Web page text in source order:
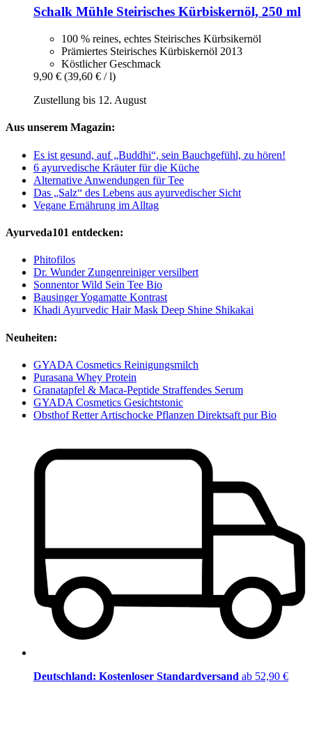
Schalk Mühle Steirisches Kürbiskernöl, 250 ml
100 % reines, echtes Steirisches Kürbsikernöl
Prämiertes Steirisches Kürbiskernöl 2013
Köstlicher Geschmack
9,90 € (39,60 € / l)
Zustellung bis 12. August
Aus unserem Magazin:
Es ist gesund, auf „Buddhi“, sein Bauchgefühl, zu hören!
6 ayurvedische Kräuter für die Küche
Alternative Anwendungen für Tee
Das „Salz“ des Lebens aus ayurvedischer Sicht
Vegane Ernährung im Alltag
Ayurveda101 entdecken:
Phitofilos
Dr. Wunder Zungenreiniger versilbert
Sonnentor Wild Sein Tee Bio
Bausinger Yogamatte Kontrast
Khadi Ayurvedic Hair Mask Deep Shine Shikakai
Neuheiten:
GYADA Cosmetics Reinigungsmilch
Purasana Whey Protein
Granatapfel & Maca-Peptide Straffendes Serum
GYADA Cosmetics Gesichtstonic
Obsthof Retter Artischocke Pflanzen Direktsaft pur Bio
Deutschland: Kostenloser Standardversand ab 52,90 €